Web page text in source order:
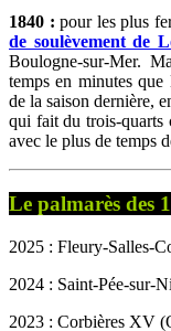
1840 : pour les plus
de soulèvement de
Boulogne-sur-Mer.
temps en minutes
de la saison dernière,
qui fait du trois-
avec le plus de temps
Le palmarès des
2025 : Fleury-Salles-
2024 : Saint-Pée-sur-
2023 : Corbières XV